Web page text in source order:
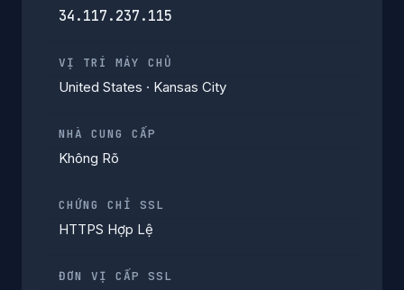
34.117.237.115
VỊ TRÍ MÁY CHỦ
United States · Kansas City
NHÀ CUNG CẤP
Không Rõ
CHỨNG CHỈ SSL
HTTPS Hợp Lệ
ĐƠN VỊ CẤP SSL